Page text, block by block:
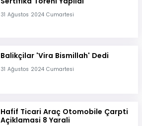
31 Ağustos 2024 Cumartesi
Balikçilar 'Vira Bismillah' Dedi
31 Ağustos 2024 Cumartesi
Hafif Ticari Araç Otomobile Çarpti
Açiklamasi 8 Yarali